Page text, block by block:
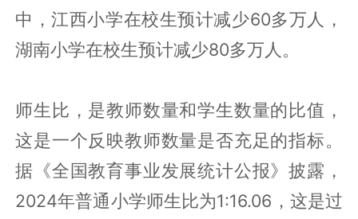
中，江西小学在校生预计减少60多万人，
湖南小学在校生预计减少80多万人。
师生比，是教师数量和学生数量的比值，
这是一个反映教师数量是否充足的指标。
据《全国教育事业发展统计公报》披露，
2024年普通小学师生比为1:16.06，这是过